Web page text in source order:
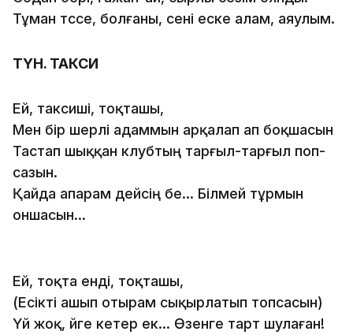
Тұман түссе, болғаны, сені еске алам, аяулым.
ТҮН. ТАКСИ
Ей, таксишi, тоқташы,
Мен бiр шерлi адаммын арқалап ап боқшасын
Тастап шыққан клубтың тарғыл-тарғыл поп-
сазын.
Қайда апарам дейсiң бе... Бiлмей тұрмын
оншасын...
Ей, тоқта ендi, тоқташы,
(Есiктi ашып отырам сықырлатып топсасын)
Үй жоқ, үйге кетер ек... Өзенге тарт шулаған!